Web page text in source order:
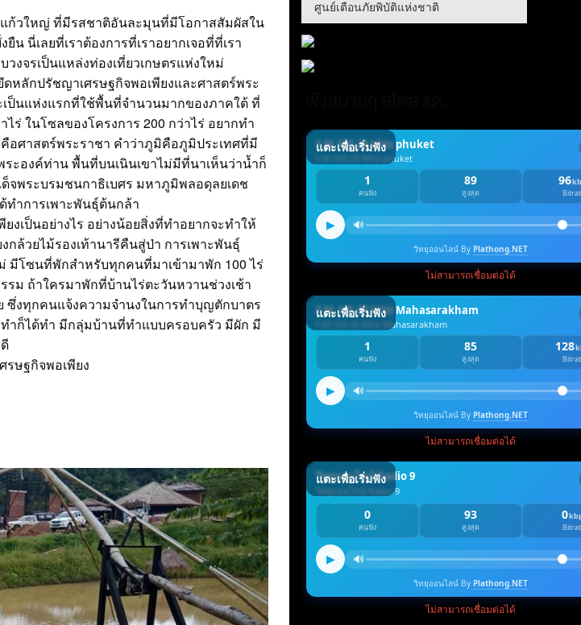
ก้วใหญ่ ที่มีรสชาติอันละมุนที่มีโอกาสสัมผัสใน
นี่เลยที่เราต้องการที่เราอยากเจอที่ที่เรา
งจรเป็นแหล่งท่องเที่ยวเกษตรแห่งใหม่
หลักปรัชญาเศรษฐกิจพอเพียงและศาสตร์พระ
เป็นแห่งแรกที่ใช้พื้นที่จำนวนมากของภาคใต้ ที่
ร่ ในโซลของโครงการ 200 กว่าไร่ อยากทำ
อศาสตร์พระราชา คำว่าภูมิคือภูมิประเทศที่มี
ะองค์ท่าน พื้นที่บนเนินเขาไม่มีที่นาเห็นว่าน้ำก็
จพระบรมชนกาธิเบศร มหาภูมิพลอดุลยเดช
ำการเพาะพันธุ์ต้นกล้า
งเป็นอย่างไร อย่างน้อยสิ่งที่ทำอยากจะทำให้
กล้วยไม้รองเท้านารีคืนสู่ป่า การเพาะพันธุ์
มีโซนที่พักสำหรับทุกคนที่มาเข้ามาพัก 100 ไร่
ม ถ้าใครมาพักที่บ้านไร่ตะวันหวานช่วงเช้า
งทุกคนแจ้งความจำนงในการทำบุญตักบาตร
ทำก็ได้ทำ มีกลุ่มบ้านที่ทำแบบครอบครัว มีผัก มี
รษฐกิจพอเพียง
ศูนย์เตือนภัยพิบัติแห่งชาติ